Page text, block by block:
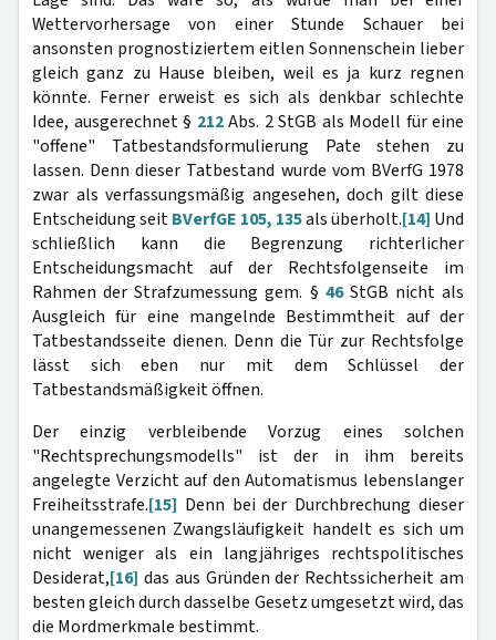
Wettervorhersage von einer Stunde Schauer bei
ansonsten prognostiziertem eitlen Sonnenschein lieber
gleich ganz zu Hause bleiben, weil es ja kurz regnen
könnte. Ferner erweist es sich als denkbar schlechte
Idee, ausgerechnet § 212Abs. 2 StGB als Modell für eine
"offene" Tatbestandsformulierung Pate stehen zu
lassen. Denn dieser Tatbestand wurde vom BVerfG 1978
zwar als verfassungsmäßig angesehen, doch gilt diese
Entscheidung seitBVerfGE 105, 135als überholt.[14] Und
schließlich kann die Begrenzung richterlicher
Entscheidungsmacht auf der Rechtsfolgenseite im
Rahmen der Strafzumessung gem. § 46StGB nicht als
Ausgleich für eine mangelnde Bestimmtheit auf der
Tatbestandsseite dienen. Denn die Tür zur Rechtsfolge
lässt sich eben nur mit dem Schlüssel der
Tatbestandsmäßigkeit öffnen.
Der einzig verbleibende Vorzug eines solchen
"Rechtsprechungsmodells" ist der in ihm bereits
angelegte Verzicht auf den Automatismus lebenslanger
Freiheitsstrafe.[15] Denn bei der Durchbrechung dieser
unangemessenen Zwangsläufigkeit handelt es sich um
nicht weniger als ein langjähriges rechtspolitisches
Desiderat,[16] das aus Gründen der Rechtssicherheit am
besten gleich durch dasselbe Gesetz umgesetzt wird, das
die Mordmerkmale bestimmt.